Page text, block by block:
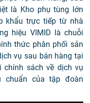
là Kho phụ tùng lớn
khẩu trực tiếp từ nhà
hiệu VIMID là chuỗi
thức phân phối sản
vụ sau bán hàng tại
chính sách về dịch vụ
chuẩn của tập đoàn